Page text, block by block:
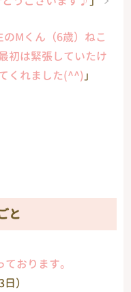
のМくん（6歳）ねこ
初は緊張していたけ
くれました(^^) 」
と
おります。
）